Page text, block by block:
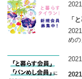
「
め